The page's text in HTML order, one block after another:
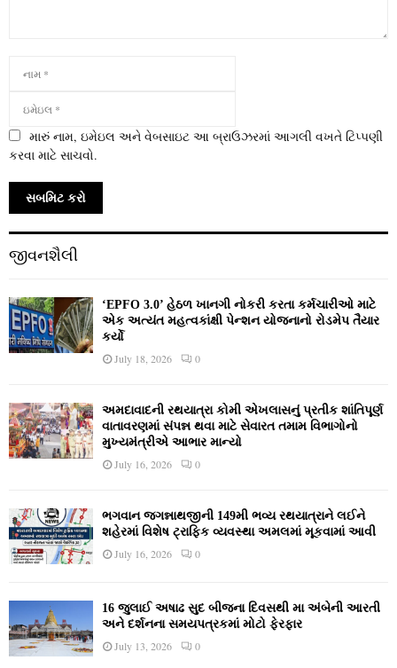
મારું નામ, ઇમેઇલ અને વેબસાઇટ આ બ્રાઉઝરમાં આગલી વખતે ટિપ્પણી
કરવા માટે સાચવો.
જીવનશૈલી
‘EPFO 3.0’ હેઠળ ખાનગી નોકરી કરતા કર્મચારીઓ માટે
એક અત્યંત મહત્વકાંક્ષી પેન્શન યોજનાનો રોડમેપ તૈયાર
કર્યો
July 18, 2026 0
અમદાવાદની રથયાત્રા કોમી એખલાસનું પ્રતીક શાંતિપૂર્ણ
વાતાવરણમાં સંપન્ન થવા માટે સેવારત તમામ વિભાગોનો
મુખ્યમંત્રીએ આભાર માન્યો
July 16, 2026 0
ભગવાન જગન્નાથજીની 149મી ભવ્ય રથયાત્રાને લઈને
શહેરમાં વિશેષ ટ્રાફિક વ્યવસ્થા અમલમાં મૂકવામાં આવી
July 16, 2026 0
16 જુલાઈ અષાઢ સુદ બીજના દિવસથી મા અંબેની આરતી
અને દર્શનના સમયપત્રકમાં મોટો ફેરફાર
July 13, 2026 0